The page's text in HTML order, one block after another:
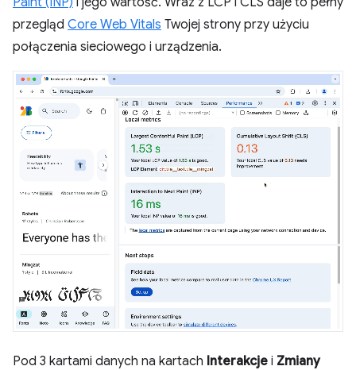
przegląd Core Web Vitals Twojej strony przy użyciu
połączenia sieciowego i urządzenia.
Pod 3 kartami danych na kartach Interakcje i Zmiany